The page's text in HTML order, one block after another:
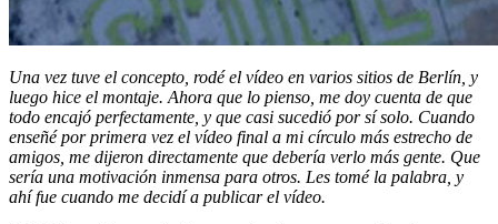
Una vez tuve el concepto, rodé el vídeo en varios sitios de Berlín, y
luego hice el montaje. Ahora que lo pienso, me doy cuenta de que
todo encajó perfectamente, y que casi sucedió por sí solo. Cuando
enseñé por primera vez el vídeo final a mi círculo más estrecho de
amigos, me dijeron directamente que debería verlo más gente. Que
sería una motivación inmensa para otros. Les tomé la palabra, y
ahí fue cuando me decidí a publicar el vídeo.